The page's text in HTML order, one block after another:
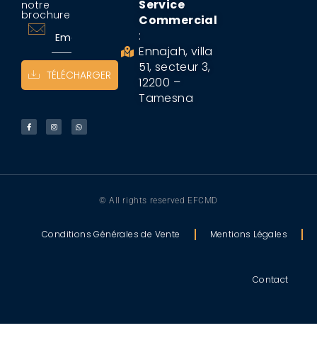
notre
brochure
TÉLÉCHARGER
Service
Commercial
:
Ennajah, villa
51, secteur 3,
12200 –
Tamesna
© All rights reserved EFCMD
Conditions Générales de Vente Mentions Légales
Contact